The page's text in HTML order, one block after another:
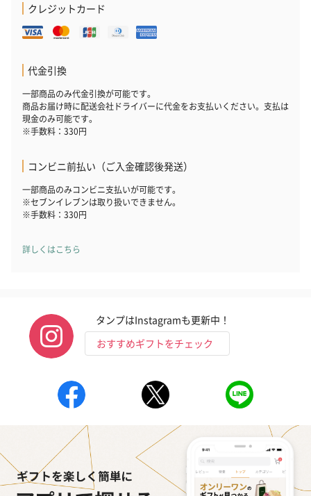
クレジットカード
代金引換
一部商品のみ代金引換が可能です。
商品お届け時に配送会社ドライバーに代金をお支払いください。支払は
現金のみ可能です。
※手数料：330円
コンビニ前払い（ご入金確認後発送）
一部商品のみコンビニ支払いが可能です。
※セブンイレブンは取り扱いできません。
※手数料：330円
詳しくはこちら
タンプはInstagramも更新中！
おすすめギフトをチェック